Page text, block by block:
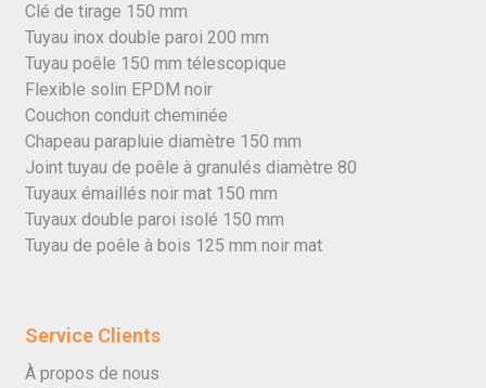
Clé de tirage 150 mm
Tuyau inox double paroi 200 mm
Tuyau poêle 150 mm télescopique
Flexible solin EPDM noir
Couchon conduit cheminée
Chapeau parapluie diamètre 150 mm
Joint tuyau de poêle à granulés diamètre 80
Tuyaux émaillés noir mat 150 mm
Tuyaux double paroi isolé 150 mm
Tuyau de poêle à bois 125 mm noir mat
Service Clients
À propos de nous